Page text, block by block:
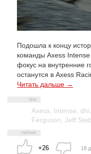
Подошла к концу
команды Axess
фокус на внутренние
останутся в Axess
Читать дальше →
Axess Intense dhi
Ferguson Jeff
+26 18